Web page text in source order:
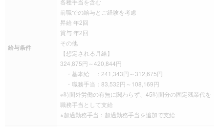
給与条件
前職での給与とご経験を考慮
昇給 年2回
賞与 年2回
その他
【想定される月給】
324,875円～420,844円
・基本給 ：241,343円～312,675円
・職務手当：83,532円～108,169円
※時間外労働の有無に関わらず、45時間分の固定残業代を
職務手当として支給
※超過勤務手当：超過勤務手当を追加で支給